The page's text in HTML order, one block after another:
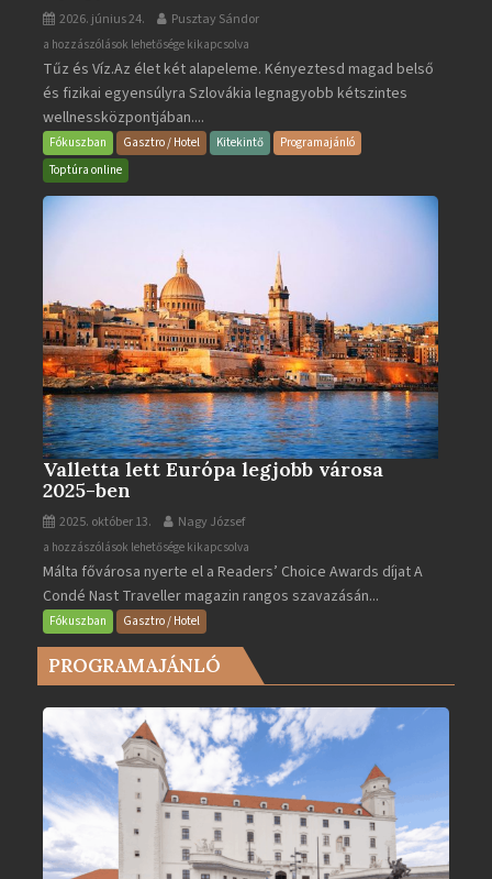
2026. június 24. Pusztay Sándor
Aquacity
Poprad
·
Wellness
és
Gyógyfürdő
a hozzászólások lehetősége kikapcsolva
Tűz és Víz.Az élet két alapeleme. Kényeztesd magad belső
és fizikai egyensúlyra Szlovákia legnagyobb kétszintes
wellnessközpontjában....
Fókuszban Gasztro / Hotel Kitekintő
Programajánló
Toptúra online
Valletta lett Európa legjobb városa
2025-ben
2025. október 13. Nagy József
Valletta
lett
Európa
legjobb
városa
2025-
bejegyzéshez
a hozzászólások lehetősége kikapcsolva
Málta fővárosa nyerte el a Readers’ Choice Awards díjat A
Condé Nast Traveller magazin rangos szavazásán...
Fókuszban Gasztro / Hotel
PROGRAMAJÁNLÓ